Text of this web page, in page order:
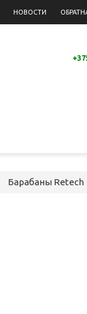
НОВОСТИ
Барабаны Retech